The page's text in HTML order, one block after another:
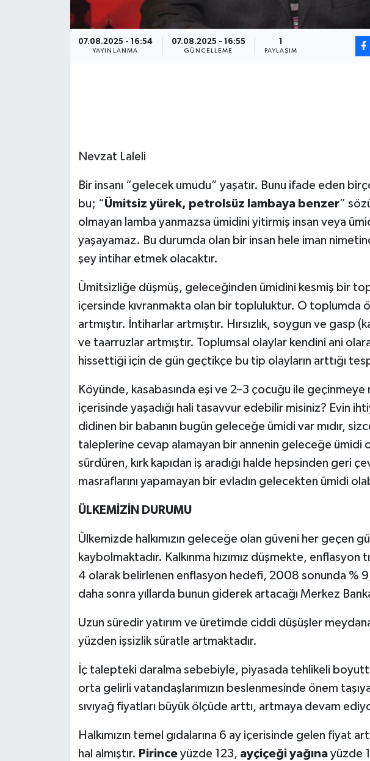
07.08.2025 - 16:54
YAYINLANMA
07.08.2025 - 16:55
GÜNCELLEME PAYLAŞIM
Nevzat Laleli
Bir insanı “gelecek umudu” yaşatır. Bunu ifade eden
bu; “Ümitsiz yürek, petrolsüz lambaya benzer”
olmayan lamba yanmazsa ümidini yitirmiş insan veya
yaşayamaz. Bu durumda olan bir insan hele iman
şey intihar etmek olacaktır.
Ümitsizliğe düşmüş, geleceğinden ümidini kesmiş bir
içersinde kıvranmakta olan bir topluluktur. O toplumda
artmıştır. İntiharlar artmıştır. Hırsızlık, soygun ve gasp
ve taarruzlar artmıştır. Toplumsal olaylar kendini ani
hissettiği için de gün geçtikçe bu tip olayların arttığı
Köyünde, kasabasında eşi ve 2–3 çocuğu ile
içerisinde yaşadığı hali tasavvur edebilir misiniz? Evin
didinen bir babanın bugün geleceğe ümidi var mıdır,
taleplerine cevap alamayan bir annenin geleceğe ümidi
sürdüren, kırk kapıdan iş aradığı halde hepsinden geri
masraflarını yapamayan bir evladın gelecekten ümidi
ÜLKEMİZİN DURUMU
Ülkemizde halkımızın geleceğe olan güveni her geçen
kaybolmaktadır. Kalkınma hızımız düşmekte, enflasyon
4 olarak belirlenen enflasyon hedefi, 2008 sonunda %
daha sonra yıllarda bunun giderek artacağı Merkez
Uzun süredir yatırım ve üretimde ciddi düşüşler
yüzden işsizlik süratle artmaktadır.
İç talepteki daralma sebebiyle, piyasada tehlikeli
orta gelirli vatandaşlarımızın beslenmesinde önem
sıvıyağ fiyatları büyük ölçüde arttı, artmaya devam
Halkımızın temel gıdalarına 6 ay içerisinde gelen fiyat
hal almıştır. Pirinceyüzde 123, ayçiçeği yağınayüzde